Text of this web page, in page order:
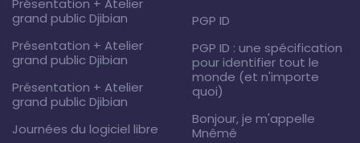
Présentation + Atelier
grand public Djibian
Présentation + Atelier
grand public Djibian
Présentation + Atelier
grand public Djibian
Journées du logiciel libre
PGP ID
PGP ID : une spécification
pour identifier tout le
monde (et n'importe
quoi)
Bonjour, je m'appelle
Mnêmê